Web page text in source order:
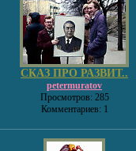
СКАЗ ПРО РАЗВИТ..
petermuratov
Просмотров: 285
Комментариев: 1